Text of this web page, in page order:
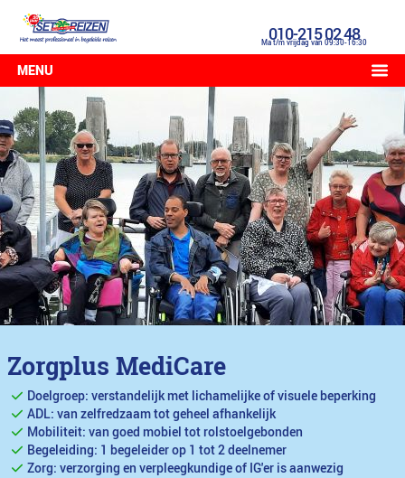
010-215 02 48
Ma t/m vrijdag van 09:30-16:30
MENU
Zorgplus MediCare
Doelgroep: verstandelijk met lichamelijke of visuele beperking
ADL: van zelfredzaam tot geheel afhankelijk
Mobiliteit: van goed mobiel tot rolstoelgebonden
Begeleiding: 1 begeleider op 1 tot 2 deelnemer
Zorg: verzorging en verpleegkundige of IG'er is aanwezig